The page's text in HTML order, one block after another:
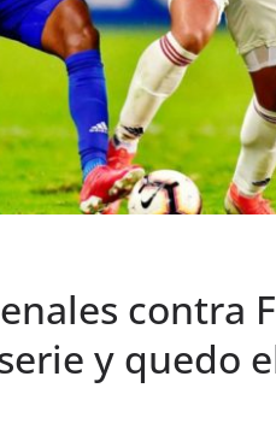
contra
y quedo